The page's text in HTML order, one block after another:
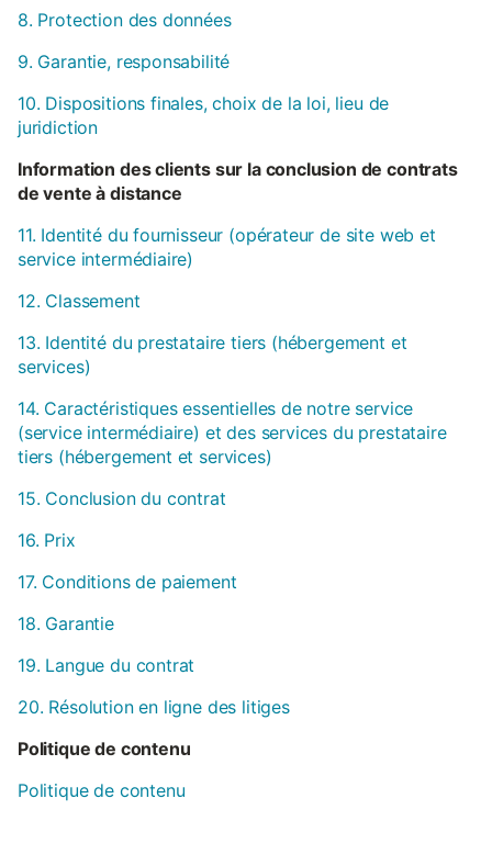
8. Protection des données
9. Garantie, responsabilité
10. Dispositions finales, choix de la loi, lieu de
juridiction
Information des clients sur la conclusion de contrats
de vente à distance
11. Identité du fournisseur (opérateur de site web et
service intermédiaire)
12. Classement
13. Identité du prestataire tiers (hébergement et
services)
14. Caractéristiques essentielles de notre service
(service intermédiaire) et des services du prestataire
tiers (hébergement et services)
15. Conclusion du contrat
16. Prix
17. Conditions de paiement
18. Garantie
19. Langue du contrat
20. Résolution en ligne des litiges
Politique de contenu
Politique de contenu